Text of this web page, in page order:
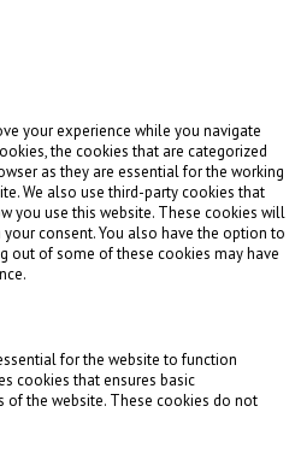
your experience while you navigate
the cookies that are categorized
as they are essential for the working
We also use third-party cookies that
you use this website. These cookies will
consent. You also have the option to
out of some of these cookies may have
for the website to function
cookies that ensures basic
the website. These cookies do not